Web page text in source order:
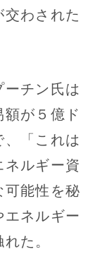
わされた
チン氏は
が５億ド
「これは
ルギー資
能性を秘
ネルギー
た。